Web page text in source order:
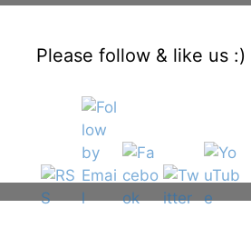
Please follow & like us :)